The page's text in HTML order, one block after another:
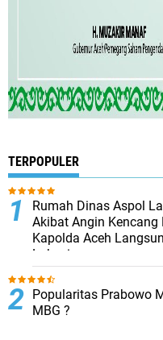
TERPOPULER
Rumah Dinas Aspol
Akibat Angin Kencang
Kapolda Aceh
Lokasi
Popularitas Prabowo
MBG ?